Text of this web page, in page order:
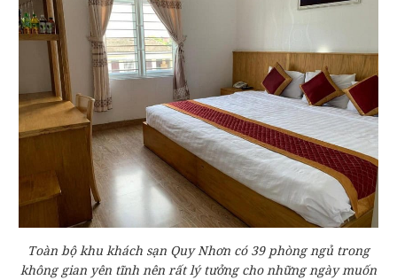
Toàn bộ khu khách sạn Quy Nhơn có 39 phòng ngủ trong
không gian yên tĩnh nên rất lý tưởng cho những ngày muốn